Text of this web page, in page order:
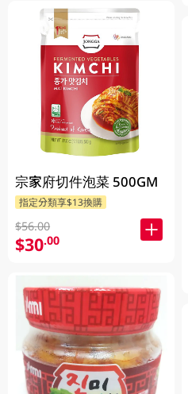
宗家府切件泡菜 500GM
指定分類享$13換購
$56.00
$30.00